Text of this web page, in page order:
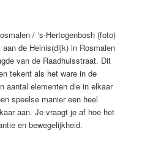
/ ‘s-Hertogenbosh (foto)
de Heinis(dijk) in Rosmalen
van de Raadhuisstraat. Dit
tekent als het ware in de
aantal elementen die in elkaar
speelse manier een heel
aan. Je vraagt je af hoe het
en bewegelijkheid.